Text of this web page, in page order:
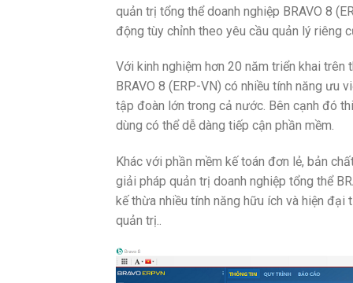
quản trị tổng thể doanh nghiệp BRAVO 8
động tùy chỉnh theo yêu cầu quản lý riêng
Với kinh nghiệm hơn 20 năm triển khai
BRAVO 8 (ERP-VN) có nhiều tính năng
tập đoàn lớn trong cả nước. Bên cạnh đó
dùng có thể dễ dàng tiếp cận phần mềm.
Khác với phần mềm kế toán đơn lẻ, bản
giải pháp quản trị doanh nghiệp tổng thể
kế thừa nhiều tính năng hữu ích và hiện
quản trị..